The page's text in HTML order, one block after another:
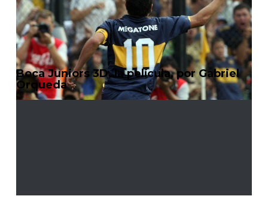
Boca Juniors 3D, la película, por Gabriel
Orqueda